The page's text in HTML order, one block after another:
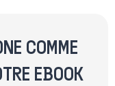
COMME
EBOOK